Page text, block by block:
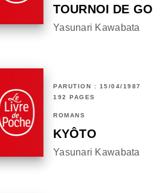
TOURNOI DE GO
Yasunari Kawabata
PARUTION : 15/04/1987
192 PAGES
ROMANS
KYÔTO
Yasunari Kawabata